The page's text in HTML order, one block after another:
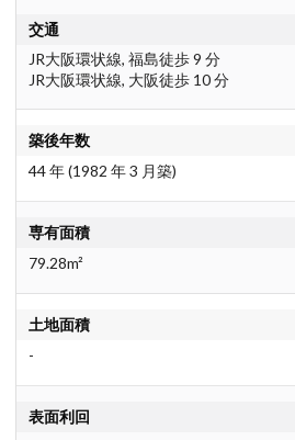
交通
JR大阪環状線, 福島徒歩 9 分
JR大阪環状線, 大阪徒歩 10 分
築後年数
44 年 (1982 年 3 月築)
専有面積
79.28m²
土地面積
-
表面利回